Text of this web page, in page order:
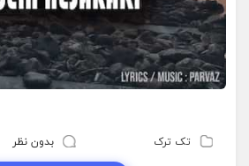
تک ترک بدون نظر